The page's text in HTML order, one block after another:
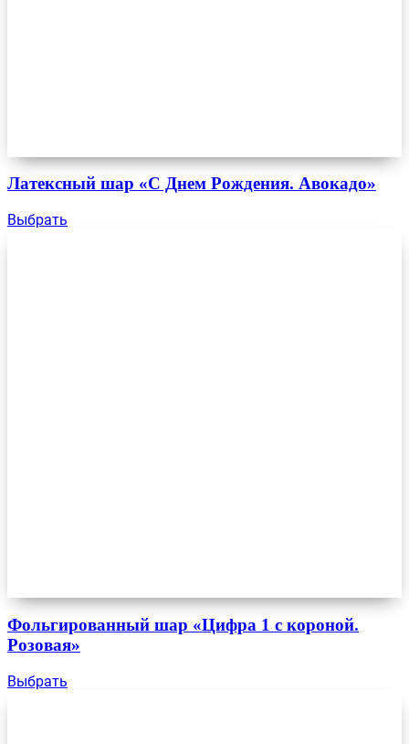
Латексный шар «С Днем Рождения. Авокадо»
Выбрать
Фольгированный шар «Цифра 1 с короной.
Розовая»
Выбрать